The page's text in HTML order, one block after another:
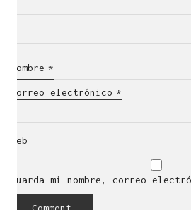
Nombre *
Correo electrónico *
Web
Guarda mi nombre, correo